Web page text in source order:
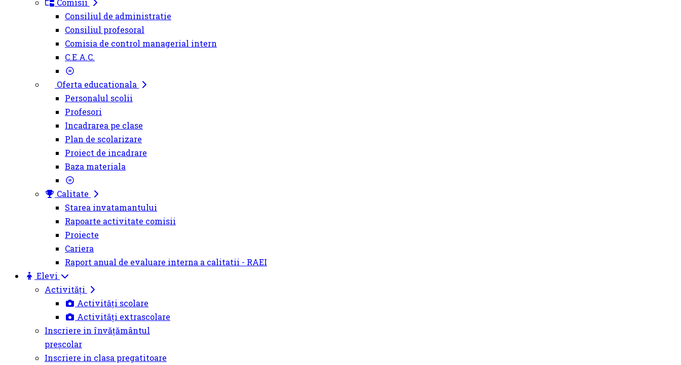
Comisii
Consiliul de administratie
Consiliul profesoral
Comisia de control managerial intern
C.E.A.C.
Oferta educationala
Personalul scolii
Profesori
Incadrarea pe clase
Plan de scolarizare
Proiect de incadrare
Baza materiala
Calitate
Starea invatamantului
Rapoarte activitate comisii
Proiecte
Cariera
Raport anual de evaluare interna a calitatii - RAEI
Elevi
Activități
Activități scolare
Activități extrascolare
Inscriere in învățământul
preșcolar
Inscriere in clasa pregatitoare